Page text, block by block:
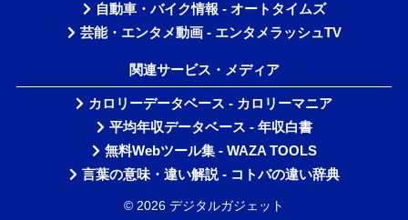
自動車・バイク情報 - オートタイムズ
芸能・エンタメ動画 - エンタメラッシュTV
関連サービス・メディア
カロリーデータベース - カロリーマニア
平均年収データベース - 年収白書
無料Webツール集 - WAZA TOOLS
言葉の意味・違い解説 - コトバの違い辞典
© 2026 デジタルガジェット